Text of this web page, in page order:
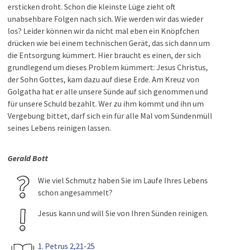
ersticken droht. Schon die kleinste Lüge zieht oft
unabsehbare Folgen nach sich. Wie werden wir das wieder
los? Leider können wir da nicht mal eben ein Knöpfchen
drücken wie bei einem technischen Gerät, das sich dann um
die Entsorgung kümmert. Hier braucht es einen, der sich
grundlegend um dieses Problem kümmert: Jesus Christus,
der Sohn Gottes, kam dazu auf diese Erde. Am Kreuz von
Golgatha hat er alle unsere Sünde auf sich genommen und
für unsere Schuld bezahlt. Wer zu ihm kommt und ihn um
Vergebung bittet, darf sich ein für alle Mal vom Sündenmüll
seines Lebens reinigen lassen.
Gerald Bott
Wie viel Schmutz haben Sie im Laufe Ihres Lebens
schon angesammelt?
Jesus kann und will Sie von Ihren Sünden reinigen.
1. Petrus 2,21-25